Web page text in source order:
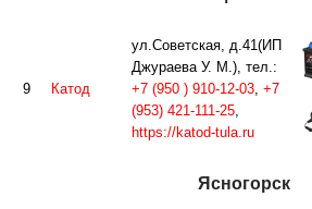
9 Катод
ул.Советская, д.41(ИП
Джураева У. М.), тел.:
+7 (950 ) 910-12-03 +7
(953) 421-111-25
https://katod-tula.ru
Ясногорск